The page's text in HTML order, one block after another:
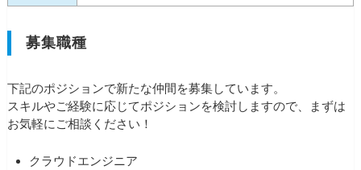
募集職種
下記のポジションで新たな仲間を募集しています。
スキルやご経験に応じてポジションを検討しますので、まずは
お気軽にご相談ください！
クラウドエンジニア